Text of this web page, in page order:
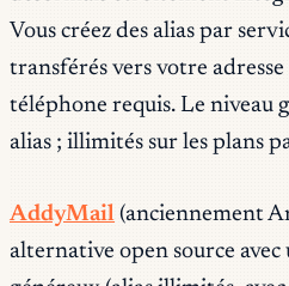
Vous créez des alias par
transférés vers votre
téléphone requis. Le niveau
alias ; illimités sur les plans
AddyMail (anciennement
alternative open source